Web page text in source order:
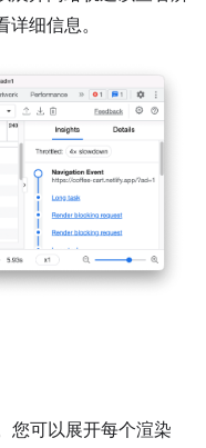
细信息。
您可以展开每个渲染